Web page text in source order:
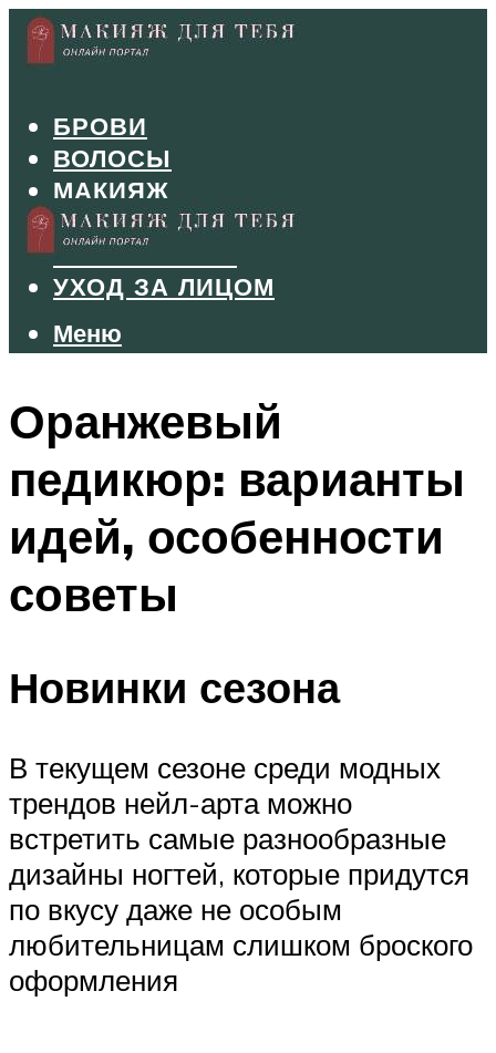
БРОВИ
ВОЛОСЫ
МАКИЯЖ
МАНИКЮР
ТУШЬ И ТЕНИ
УХОД ЗА ЛИЦОМ
Меню
Меню
Оранжевый
педикюр: варианты
идей, особенности
советы
Новинки сезона
В текущем сезоне среди модных
трендов нейл-арта можно
встретить самые разнообразные
дизайны ногтей, которые придутся
по вкусу даже не особым
любительницам слишком броского
оформления